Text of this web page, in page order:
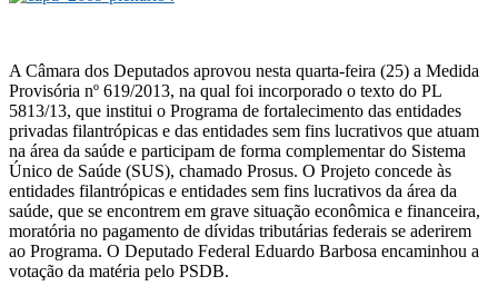
A Câmara dos Deputados aprovou nesta quarta-feira (25) a Medida
Provisória nº 619/2013, na qual foi incorporado o texto do PL
5813/13, que institui o Programa de fortalecimento das entidades
privadas filantrópicas e das entidades sem fins lucrativos que atuam
na área da saúde e participam de forma complementar do Sistema
Único de Saúde (SUS), chamado Prosus. O Projeto concede às
entidades filantrópicas e entidades sem fins lucrativos da área da
saúde, que se encontrem em grave situação econômica e financeira,
moratória no pagamento de dívidas tributárias federais se aderirem
ao Programa. O Deputado Federal Eduardo Barbosa encaminhou a
votação da matéria pelo PSDB.